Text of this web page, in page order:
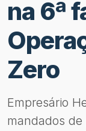
na 6ª
Zero
Empresário
mandados